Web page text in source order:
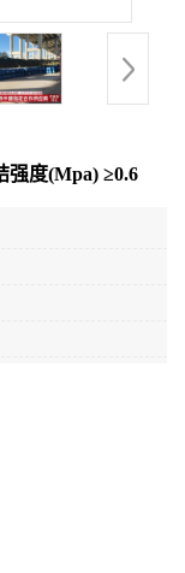
强度(Mpa) ≥0.6